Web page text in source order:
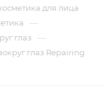
для лица
—
глаз —
глаз Repairing